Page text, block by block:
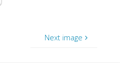
Next image